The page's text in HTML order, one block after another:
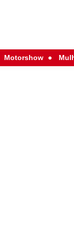
Motorshow